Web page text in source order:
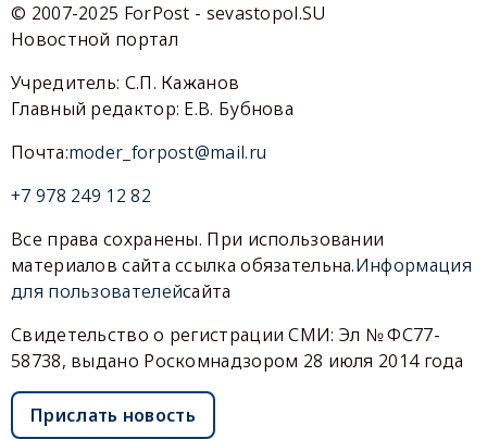
© 2007-2025 ForPost - sevastopol.SU
Новостной портал
Учредитель: С.П. Кажанов
Главный редактор: Е.В. Бубнова
Почта:moder_forpost@mail.ru
+7 978 249 12 82
Все права сохранены. При использовании
материалов сайта ссылка обязательна.Информация
для пользователейсайта
Свидетельство о регистрации СМИ: Эл № ФС77-
58738, выдано Роскомнадзором 28 июля 2014 года
Прислать новость